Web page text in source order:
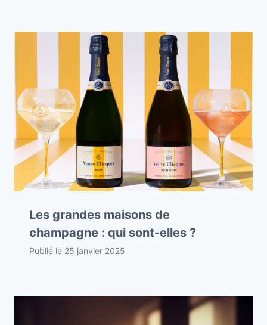
Les grandes maisons de
champagne : qui sont-elles ?
Publié le 25 janvier 2025